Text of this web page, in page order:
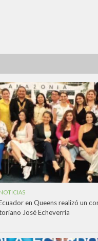
en Queens realizó un
José Echeverría